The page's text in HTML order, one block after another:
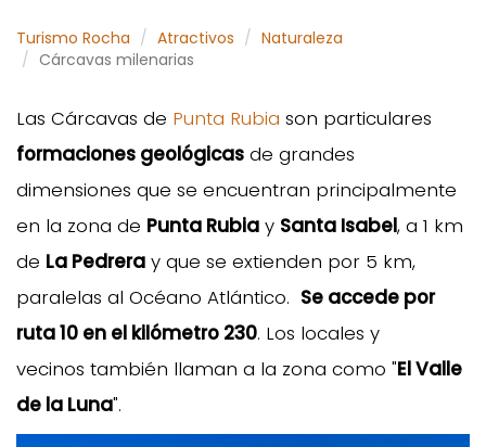
Turismo Rocha Atractivos
Naturaleza
Cárcavas milenarias
Las Cárcavas de Punta Rubia son particulares
formaciones geológicas de grandes
dimensiones que se encuentran principalmente
en la zona de Punta Rubia y Santa Isabel, a 1 km
de La Pedrera y que se extienden por 5 km,
paralelas al Océano Atlántico. Se accede por
ruta 10 en el kilómetro 230. Los locales y
vecinos también llaman a la zona como "El Valle
de la Luna".